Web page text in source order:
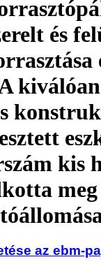
és
kis
az ebm-